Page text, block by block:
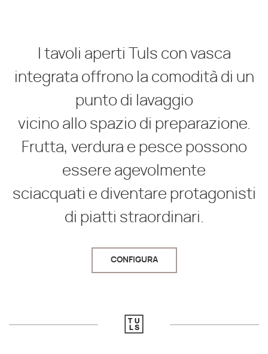
I tavoli aperti Tuls con vasca
integrata offrono la comodità di un
punto di lavaggio
vicino allo spazio di preparazione.
Frutta, verdura e pesce possono
essere agevolmente
sciacquati e diventare protagonisti
di piatti straordinari.
CONFIGURA